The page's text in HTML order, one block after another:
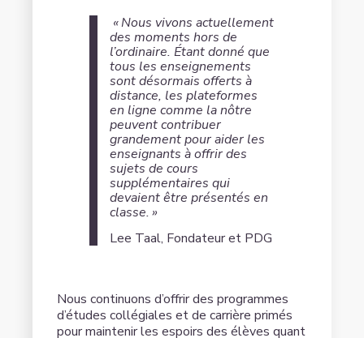
« Nous vivons actuellement
des moments hors de
l’ordinaire. Étant donné que
tous les enseignements
sont désormais offerts à
distance, les plateformes
en ligne comme la nôtre
peuvent contribuer
grandement pour aider les
enseignants à offrir des
sujets de cours
supplémentaires qui
devaient être présentés en
classe. »
Lee Taal, Fondateur et PDG
Nous continuons d’offrir des programmes
d’études collégiales et de carrière primés
pour maintenir les espoirs des élèves quant